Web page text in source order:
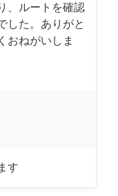
、ルートを確認
した。ありがと
おねがいしま
す